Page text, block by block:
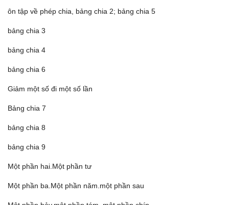
ôn tập về phép chia, bảng chia 2; bảng chia 5
bảng chia 3
bảng chia 4
bảng chia 6
Giảm một số đi một số lần
Bảng chia 7
bảng chia 8
bảng chia 9
Một phần hai.Một phần tư
Một phần ba.Một phần năm.một phần sau